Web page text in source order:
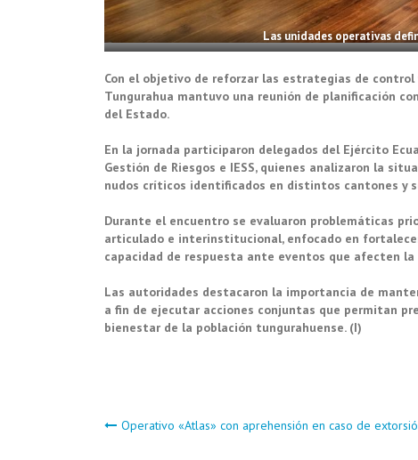
Las unidades operativas
Con el objetivo de reforzar las estrategias de
Tungurahua mantuvo una reunión de planificación
del Estado.
En la jornada participaron delegados del Ejército
Gestión de Riesgos e IESS, quienes analizaron la
nudos críticos identificados en distintos cantones y
Durante el encuentro se evaluaron problemáticas
articulado e interinstitucional, enfocado en
capacidad de respuesta ante eventos que afecten
Las autoridades destacaron la importancia de
a fin de ejecutar acciones conjuntas que permitan
bienestar de la población tungurahuense. (I)
Navegación
Operativo «Atlas» con aprehensión en caso de